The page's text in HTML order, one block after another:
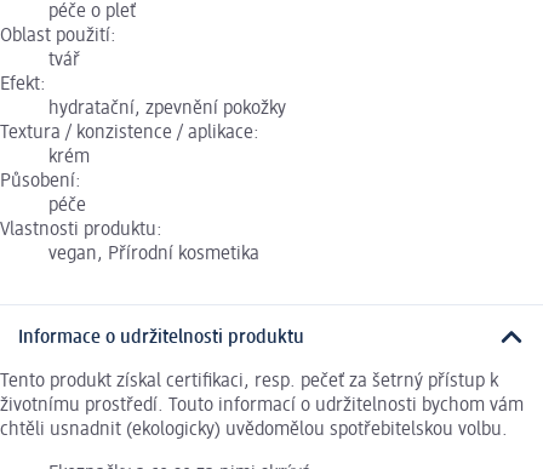
péče o pleť
Oblast použití:
tvář
Efekt:
hydratační, zpevnění pokožky
Textura / konzistence / aplikace:
krém
Působení:
péče
Vlastnosti produktu:
vegan, Přírodní kosmetika
Informace o udržitelnosti produktu
Tento produkt získal certifikaci, resp. pečeť za šetrný přístup k
životnímu prostředí. Touto informací o udržitelnosti bychom vám
chtěli usnadnit (ekologicky) uvědomělou spotřebitelskou volbu.